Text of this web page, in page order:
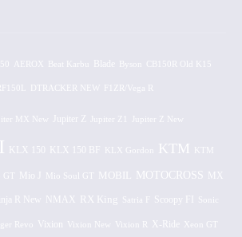
AEROX CB150R Old K15
DTRACKER NEW F1ZR/Vega R
MX New Jupiter Z Jupiter Z1 Jupiter Z New
KLX 150 KLX 150 BF KLX Gordon KTM KTM
GT Mio J Mio Soul GT MOBIL MOTOCROSS MX
R New NMAX RX King Satria F Scoopy FI Sonic
Revo Vixion Vixion New Vixion R X-Ride Xeon GT